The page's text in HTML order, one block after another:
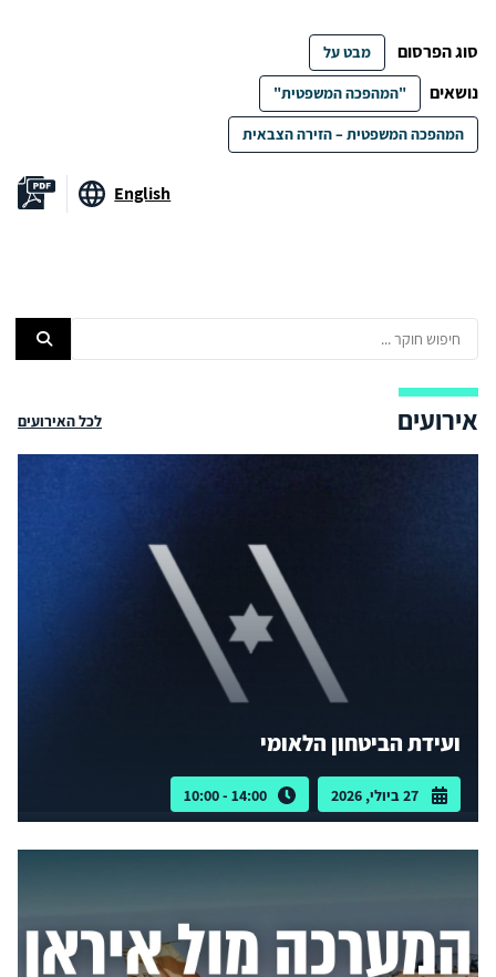
סוג הפרסום מבט על
נושאים "המהפכה המשפטית"
המהפכה המשפטית – הזירה הצבאית
English
אירועים לכל האירועים
ועידת הביטחון הלאומי
27 ביולי, 2026 14:00 - 10:00